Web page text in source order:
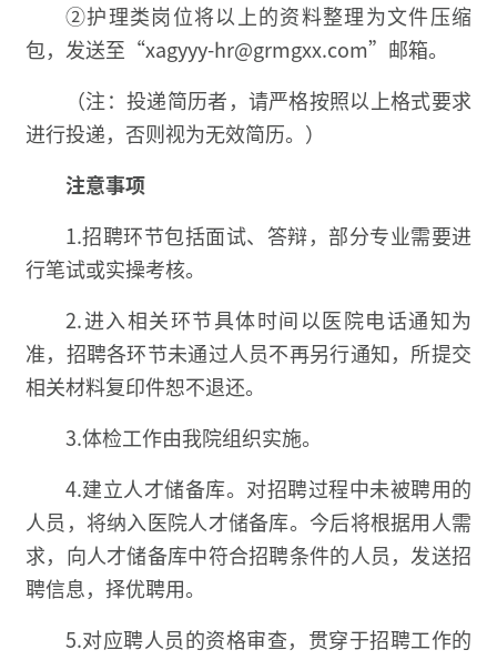
②护理类岗位将以上的资料整理为文件压缩
包，发送至“xagyyy-hr@grmgxx.com”邮箱。
（注：投递简历者，请严格按照以上格式要求
进行投递，否则视为无效简历。）
注意事项
1.招聘环节包括面试、答辩，部分专业需要进
行笔试或实操考核。
2.进入相关环节具体时间以医院电话通知为
准，招聘各环节未通过人员不再另行通知，所提交
相关材料复印件恕不退还。
3.体检工作由我院组织实施。
4.建立人才储备库。对招聘过程中未被聘用的
人员，将纳入医院人才储备库。今后将根据用人需
求，向人才储备库中符合招聘条件的人员，发送招
聘信息，择优聘用。
5.对应聘人员的资格审查，贯穿于招聘工作的